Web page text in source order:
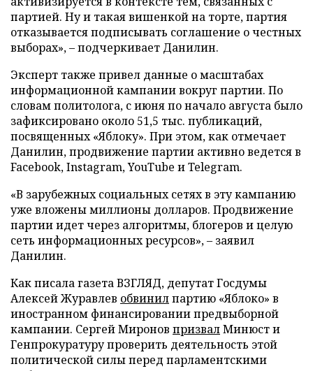
партией. Ну и такая вишенкой на торте, партия
отказывается подписывать соглашение о честных
выборах», – подчеркивает Данилин.
Эксперт также привел данные о масштабах
информационной кампании вокруг партии. По
словам политолога, с июня по начало августа было
зафиксировано около 51,5 тыс. публикаций,
посвященных «Яблоку». При этом, как отмечает
Данилин, продвижение партии активно ведется в
Facebook, Instagram, YouTube и Telegram.
«В зарубежных социальных сетях в эту кампанию
уже вложены миллионы долларов. Продвижение
партии идет через алгоритмы, блогеров и целую
сеть информационных ресурсов», – заявил
Данилин.
Как писала газета ВЗГЛЯД, депутат Госдумы
Алексей Журавлев обвинилпартию «Яблоко» в
иностранном финансировании предвыборной
кампании. Сергей Миронов призвалМинюст и
Генпрокуратуру проверить деятельность этой
политической силы перед парламентскими